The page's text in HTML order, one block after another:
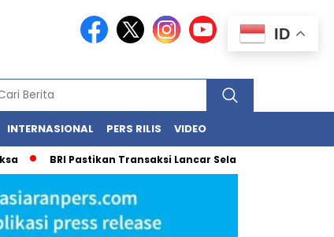
INTERNASIONAL PERS RILIS VIDEO
BRI Pastikan Transaksi Lancar Selama Libur Panjang
ID